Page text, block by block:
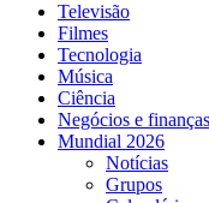
Televisão
Filmes
Tecnologia
Música
Ciência
Negócios e finanças
Mundial 2026
Notícias
Grupos